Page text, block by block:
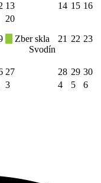
13 14 15 16
20
Zber skla
Svodín
21 22 23
27 28 29 30
3 4 5
6